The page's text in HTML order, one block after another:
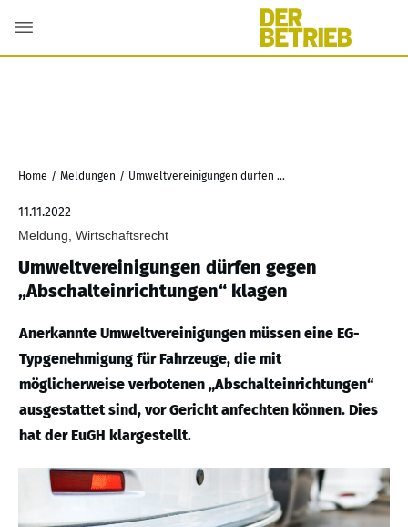
Home / Meldungen / Umweltvereinigungen dürfen gegen „Abschalteinrichtungen“ klagen
11.11.2022
Meldung, Wirtschaftsrecht
Umweltvereinigungen dürfen gegen
„Abschalteinrichtungen“ klagen
Anerkannte Umweltvereinigungen müssen eine EG-
Typgenehmigung für Fahrzeuge, die mit
möglicherweise verbotenen „Abschalteinrichtungen“
ausgestattet sind, vor Gericht anfechten können. Dies
hat der EuGH klargestellt.